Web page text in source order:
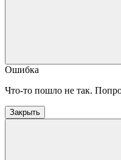
Ошибка
Что-то пошло не так.
Закрыть